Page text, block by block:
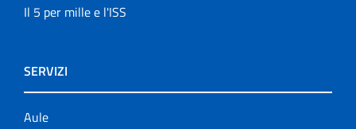
Il 5 per mille e l'ISS
SERVIZI
Aule